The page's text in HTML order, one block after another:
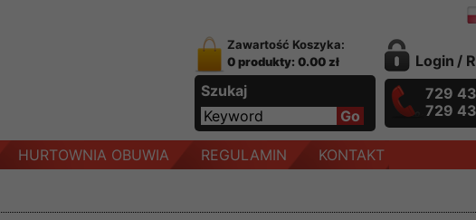
Zawartość Koszyka:
0 produkty: 0.00 zł
Szukaj
Login /
729
729
HURTOWNIA OBUWIA REGULAMIN KONTAKT